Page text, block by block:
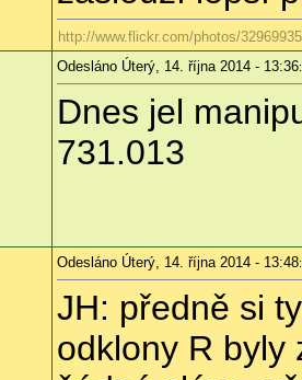
http://www.flickr.com/photos/
Odesláno Úterý, 14. října 2014 - 13:36
Dnes jel
731.013
Odesláno Úterý, 14. října 2014 - 13:48
JH: předně si
odklony R byly